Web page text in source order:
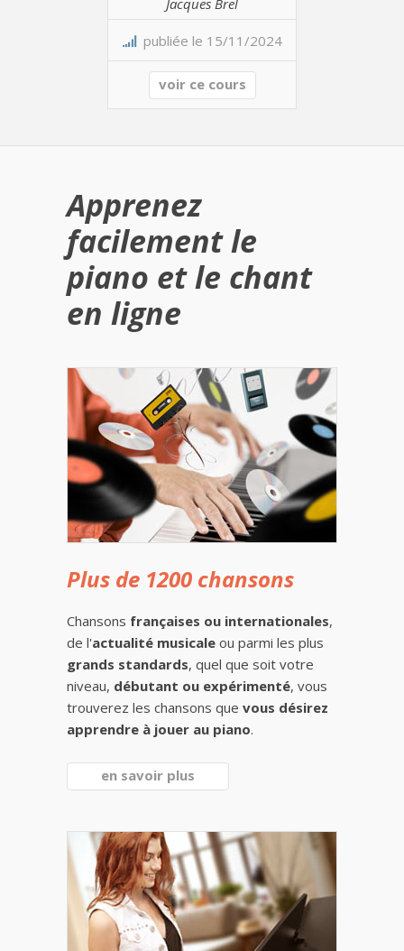
publiée le 15/11/2024
voir ce cours
Apprenez
facilement le
piano et le chant
en ligne
Plus de 1200 chansons
Chansons françaises ou internationales,
de l'actualité musicale ou parmi les plus
grands standards, quel que soit votre
niveau, débutant ou expérimenté, vous
trouverez les chansons que vous désirez
apprendre à jouer au piano.
en savoir plus